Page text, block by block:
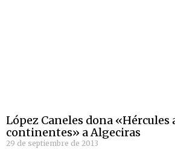
López Caneles dona «Hércules
continentes» a Algeciras
29 de septiembre de 2013